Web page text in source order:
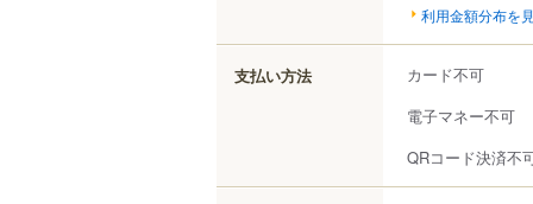
利用金額分布を
支払い方法
カード不可
電子マネー不可
QRコード決済不